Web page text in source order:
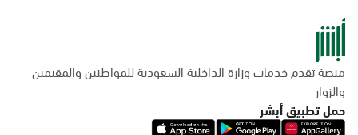
منصة تقدم خدمات وزارة الداخلية السعودية للمواطنين والمقيمين
والزوار
حمل تطبيق أبشر